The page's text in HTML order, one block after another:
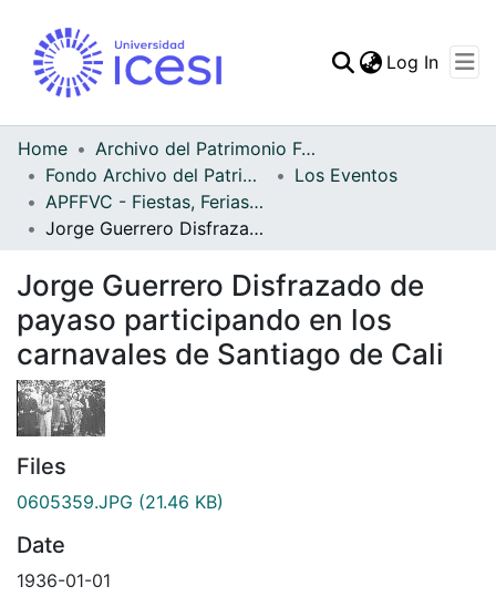
Statistics
Log In
Home
Archivo del Patrimonio Fotográfico y Fílmico del Valle del Cauca
Fondo Archivo del Patrimonio Fotográfico y Fílmico del Valle del Cauca
Los Eventos
APFFVC - Fiestas, Ferias y Carnavales - Patrimonial
Jorge Guerrero Disfrazado de payaso participando en los carnavales de Santiago de Cali
Jorge Guerrero Disfrazado de
payaso participando en los
carnavales de Santiago de Cali
Files
0605359.JPG (21.46 KB)
Date
1936-01-01